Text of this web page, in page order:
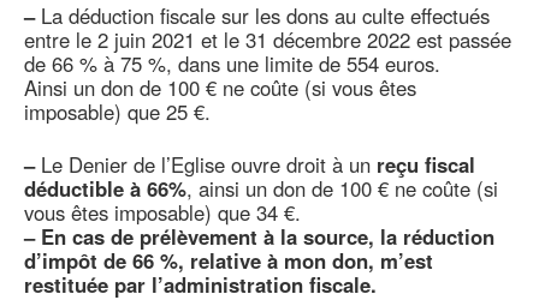
–La déduction fiscale sur les dons au culte effectués
entre le 2 juin 2021 et le 31 décembre 2022 est passée
de 66 % à 75 %, dans une limite de 554 euros.
Ainsi un don de 100 € ne coûte (si vous êtes
imposable) que 25 €.
–Le Denier de l’Eglise ouvre droit à un reçu fiscal
déductible à 66%, ainsi un don de 100 € ne coûte (si
vous êtes imposable) que 34 €.
– En cas de prélèvement à la source, la réduction
d’impôt de 66 %, relative à mon don, m’est
restituée par l’administration fiscale.